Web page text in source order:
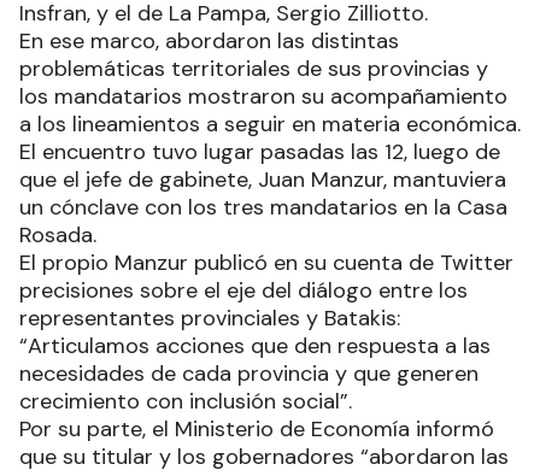
Insfran, y el de La Pampa, Sergio Zilliotto.
En ese marco, abordaron las distintas
problemáticas territoriales de sus provincias y
los mandatarios mostraron su acompañamiento
a los lineamientos a seguir en materia económica.
El encuentro tuvo lugar pasadas las 12, luego de
que el jefe de gabinete, Juan Manzur, mantuviera
un cónclave con los tres mandatarios en la Casa
Rosada.
El propio Manzur publicó en su cuenta de Twitter
precisiones sobre el eje del diálogo entre los
representantes provinciales y Batakis:
“Articulamos acciones que den respuesta a las
necesidades de cada provincia y que generen
crecimiento con inclusión social”.
Por su parte, el Ministerio de Economía informó
que su titular y los gobernadores “abordaron las